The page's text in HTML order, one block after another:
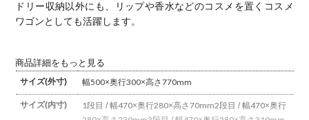
ドリー収納以外にも、リップや香水などのコスメを置くコスメ
ワゴンとしても活躍します。
商品詳細をもっと見る
サイズ(外寸)
幅500×奥行300×高さ770mm
サイズ(内寸) 1段目 / 幅470×奥行280×高さ70mm2段目 / 幅470×奥行